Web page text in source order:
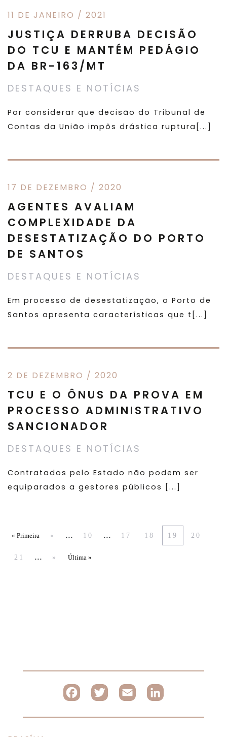
11 DE JANEIRO / 2021
JUSTIÇA DERRUBA DECISÃO
DO TCU E MANTÉM PEDÁGIO
DA BR-163/MT
DESTAQUES E NOTÍCIAS
Por considerar que decisão do Tribunal de
Contas da União impôs drástica ruptura[...]
17 DE DEZEMBRO / 2020
AGENTES AVALIAM
COMPLEXIDADE DA
DESESTATIZAÇÃO DO PORTO
DE SANTOS
DESTAQUES E NOTÍCIAS
Em processo de desestatização, o Porto de
Santos apresenta características que t[...]
2 DE DEZEMBRO / 2020
TCU E O ÔNUS DA PROVA EM
PROCESSO ADMINISTRATIVO
SANCIONADOR
DESTAQUES E NOTÍCIAS
Contratados pelo Estado não podem ser
equiparados a gestores públicos [...]
« Primeira « ... 10 ... 17 18 19 20
21 ... » Última »
Facebook
Twitter
Email